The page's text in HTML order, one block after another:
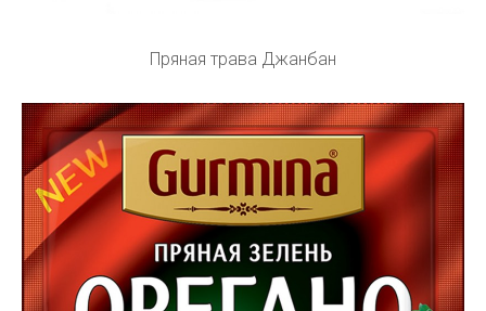
Пряная трава Джанбан